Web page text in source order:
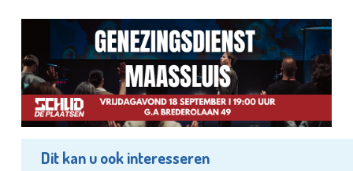
Dit kan u ook interesseren